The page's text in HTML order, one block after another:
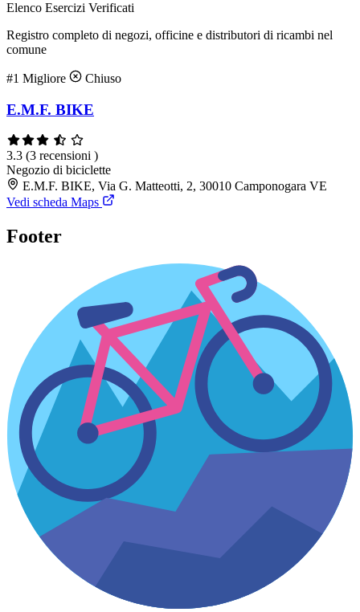
Elenco Esercizi Verificati
Registro completo di negozi, officine e distributori di ricambi nel
comune
#1 Migliore Chiuso
E.M.F. BIKE
3.3 (3 recensioni )
Negozio di biciclette
E.M.F. BIKE, Via G. Matteotti, 2, 30010 Camponogara VE
Vedi scheda Maps
Footer